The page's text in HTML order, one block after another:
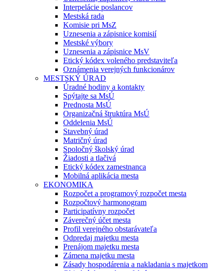
Interpelácie poslancov
Mestská rada
Komisie pri MsZ
Uznesenia a zápisnice komisií
Mestské výbory
Uznesenia a zápisnice MsV
Etický kódex voleného predstaviteľa
Oznámenia verejných funkcionárov
MESTSKÝ ÚRAD
Úradné hodiny a kontakty
Spýtajte sa MsÚ
Prednosta MsÚ
Organizačná štruktúra MsÚ
Oddelenia MsÚ
Stavebný úrad
Matričný úrad
Spoločný školský úrad
Žiadosti a tlačivá
Etický kódex zamestnanca
Mobilná aplikácia mesta
EKONOMIKA
Rozpočet a programový rozpočet mesta
Rozpočtový harmonogram
Participatívny rozpočet
Záverečný účet mesta
Profil verejného obstarávateľa
Odpredaj majetku mesta
Prenájom majetku mesta
Zámena majetku mesta
Zásady hospodárenia a nakladania s majetkom